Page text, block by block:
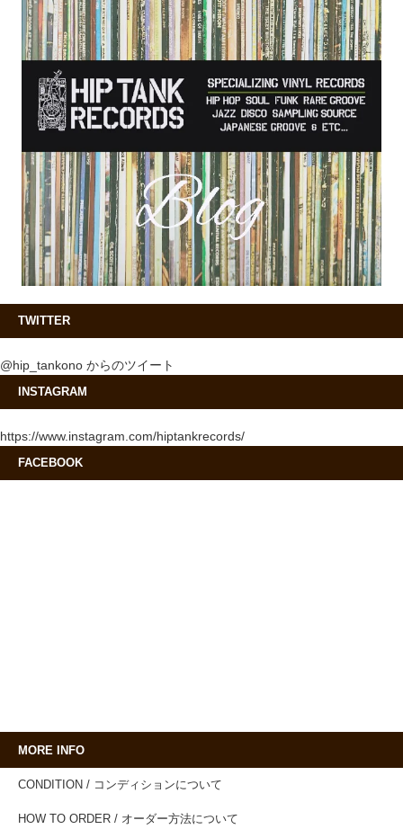
TWITTER
@hip_tankono からのツイート
INSTAGRAM
https://www.instagram.com/hiptankrecords/
FACEBOOK
MORE INFO
CONDITION / コンディションについて
HOW TO ORDER / オーダー方法について